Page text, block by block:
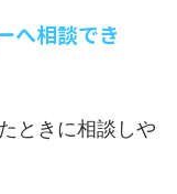
へ相談でき
ときに相談しや